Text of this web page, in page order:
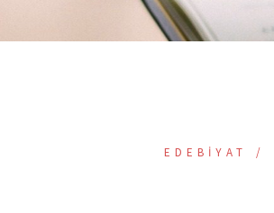
EDEBIYAT